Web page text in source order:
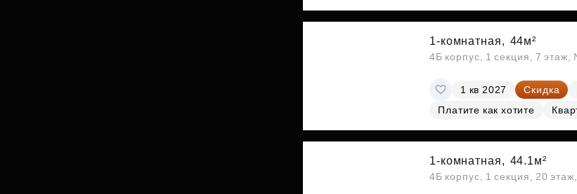
1-комнатная, 44м²
4Б корпус, 1 секция, 7 этаж,
1 кв 2027 Скидка
Платите как хотите
1-комнатная, 44.1м²
4Б корпус, 1 секция, 20